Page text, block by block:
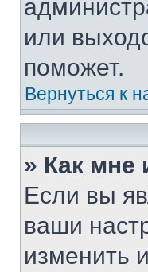
или
поможет.
Вернуться к
» Как мне
Если вы
ваши
изменить